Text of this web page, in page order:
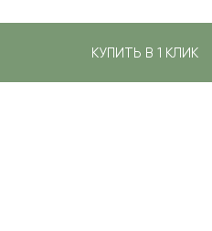
КУПИТЬ В 1 КЛИК